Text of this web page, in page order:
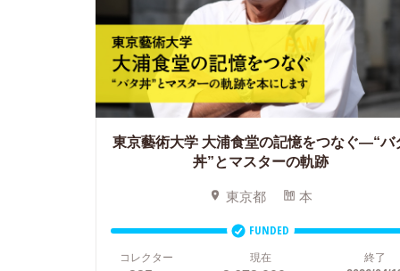
東京藝術大学 大浦食堂の記憶をつなぐ―“バ
丼”とマスターの軌跡
東京都 本
FUNDED
コレクター
現在 終了